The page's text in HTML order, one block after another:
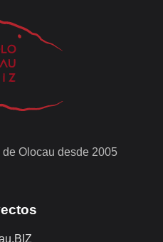
Olocau desde 2005